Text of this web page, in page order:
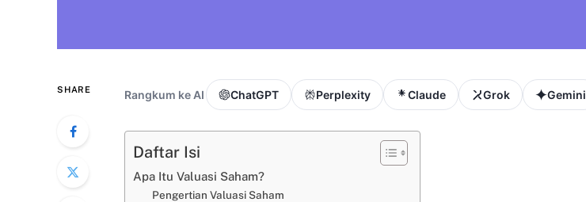
SHARE Rangkum ke AI ChatGPT Perplexity Claude Grok Gemini
Daftar Isi
Apa Itu Valuasi Saham?
Pengertian Valuasi Saham